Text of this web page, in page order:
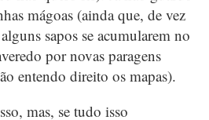
mágoas (ainda que, de vez
sapos se acumularem no
por novas paragens
entendo direito os mapas).
mas, se tudo isso